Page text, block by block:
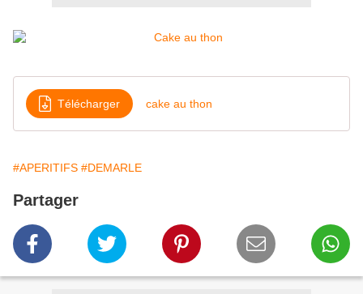
Télécharger cake au thon
#APERITIFS #DEMARLE
Partager